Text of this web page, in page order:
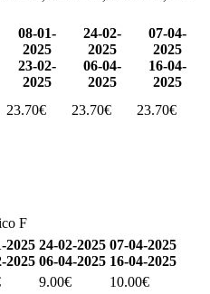
08-01-
2025
23-02-
2025
24-02-
2025
06-04-
2025
07-04-
2025
16-04-
2025
23.70€ 23.70€
23.70€
F
2025
2025
24-02-2025
06-04-2025
07-04-2025
16-04-2025
9.00€
10.00€